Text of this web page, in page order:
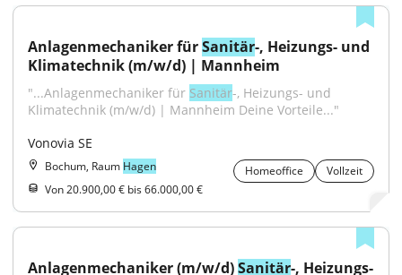
Anlagenmechaniker für Sanitär-, Heizungs- und
Klimatechnik (m/w/d) | Mannheim
"...Anlagenmechaniker für Sanitär-, Heizungs- und
Klimatechnik (m/w/d) | Mannheim Deine Vorteile..."
Vonovia SE
Bochum, Raum Hagen Homeoffice
Vollzeit
Von 20.900,00 € bis 66.000,00 €
Anlagenmechaniker (m/w/d) Sanitär-, Heizungs-